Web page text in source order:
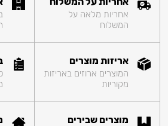
אחריות מלאה על
המשלוח
אריזות מוצרים
המוצרים ארוזים באריזות
מקוריות
מוצרים שבירים